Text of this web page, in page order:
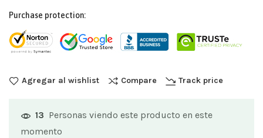
Purchase protection:
Agregar al wishlist Compare Track price
13 Personas viendo este producto en este
momento